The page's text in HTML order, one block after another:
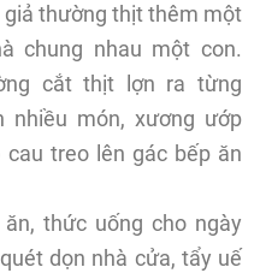
thường thịt thêm một
chung nhau một con.
cắt thịt lợn ra từng
nhiều món, xương ướp
treo lên gác bếp ăn
thức uống cho ngày
dọn nhà cửa, tẩy uế